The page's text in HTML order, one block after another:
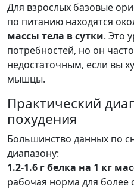
Для взрослых базовые
по питанию находятся
массы тела в сутки. Это
потребностей, но он
недостаточным, если вы
мышцы.
Практический
похудения
Большинство данных по
диапазону:
1.2-1.6 г белка на 1 кг
рабочая норма для более